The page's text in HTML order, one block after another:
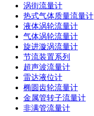
涡街流量计
热式气体质量流量计
液体涡轮流量计
气体涡轮流量计
旋进漩涡流量计
节流装置系列
超声波流量计
雷达液位计
椭圆齿轮流量计
金属管转子流量计
非满管流量计